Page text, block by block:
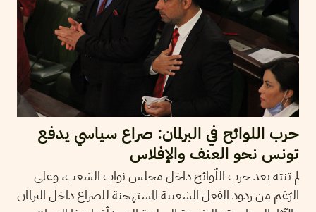
حرب اللوائح في البرلمان: صراع سياسي يدفع
تونس نحو العنف والإفلاس
لم تنته بعد حرب اللّوائح داخل مجلس نواب الشعب، وعلى
الرّغم من ردود الفعل الشعبية المستهجنة للصراع داخل البرلمان